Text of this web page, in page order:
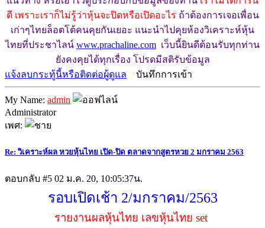
ตี เพราะเราก็ไม่รู้ว่าหุ้นจะปิดหรือเปิดอะไร ถ้าต้องการเจอเพื่อน
เก่าๆไทยล็อตโต้คนคุยกันเยอะ แนะนำไปคุยห้องวิเคราะห์หุ้น
ไทยที่ประชาไลน์ www.prachaline.com เว็บนี้ยินดีต้อนรับทุกท่าน
ยังคงคุยได้ทุกเรื่อง โปรดมีสติรับข้อมูล
แจ้งลบกระทู้นี้หรือติดต่อผู้ดูแล
บันทึกการเข้า
My Name: admin
Administrator
เพศ:
Re: วิเคราะห์ผล หวยหุ้นไทย เปิด-ปิด ตลาดจากสูตรหวย 2 มกราคม 2563
ตอบกลับ #5 02 ม.ค. 20, 10:05:37น.
รอบเปิดเช้า 2/มกราคม/2563
รายงานผลหุ้นไทย เลขหุ้นไทย set